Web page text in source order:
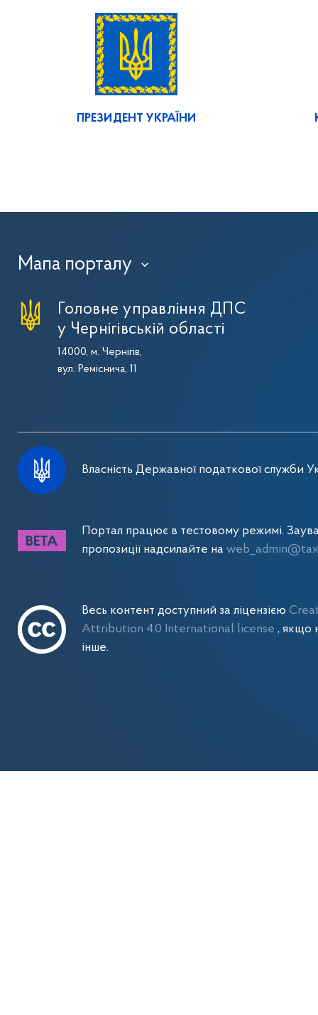
ПРЕЗИДЕНТ УКРАЇНИ
Мапа порталу ›
Головне управління ДПС
у Чернігівській області
14000, м. Чернігів,
вул. Реміснича, 11
Власність Державної податкової служби
Портал працює в тестовому режимі.
пропозиції надсилайте на
Весь контент доступний за ліцензією
Attribution 4.0 International license , якщо
інше.